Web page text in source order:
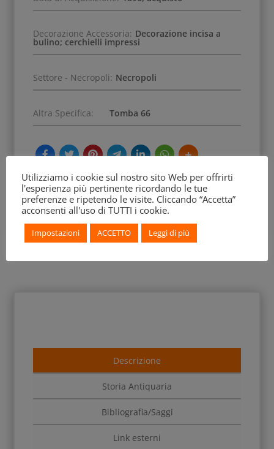
Decorazione Accessoria: Decorazione incisa a
bulino; cerchielli impressi
Settore - Necropoli: Necropoli
Altra Specifica: Tomba 66
Descrizione
Storia Antiquaria
Bibliografia/Saggi
Link esterni
Utilizziamo i cookie sul nostro sito Web per offrirti
l'esperienza più pertinente ricordando le tue
preferenze e ripetendo le visite. Cliccando “Accetta”
acconsenti all'uso di TUTTI i cookie.
Impostazioni ACCETTO Leggi di più